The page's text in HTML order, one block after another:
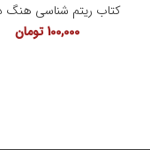
کتاب ریتم شناسی هنگ
100,000 تومان